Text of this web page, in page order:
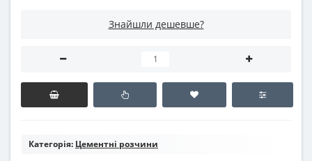
Знайшли дешевше?
Категорія: Цементні розчини